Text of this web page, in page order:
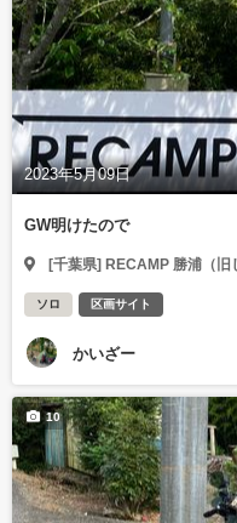
2023年5月09日
GW明けたので
[千葉県] RECAMP 勝浦（旧
ソロ 区画サイト
かいざー
10